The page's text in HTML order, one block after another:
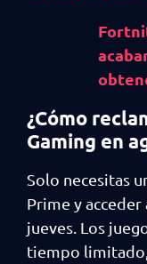
¿Cómo
Gaming en
Solo necesitas
Prime y acceder
jueves. Los
tiempo